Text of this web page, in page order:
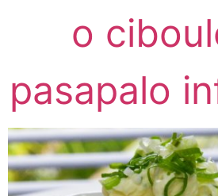
o
pasapalo